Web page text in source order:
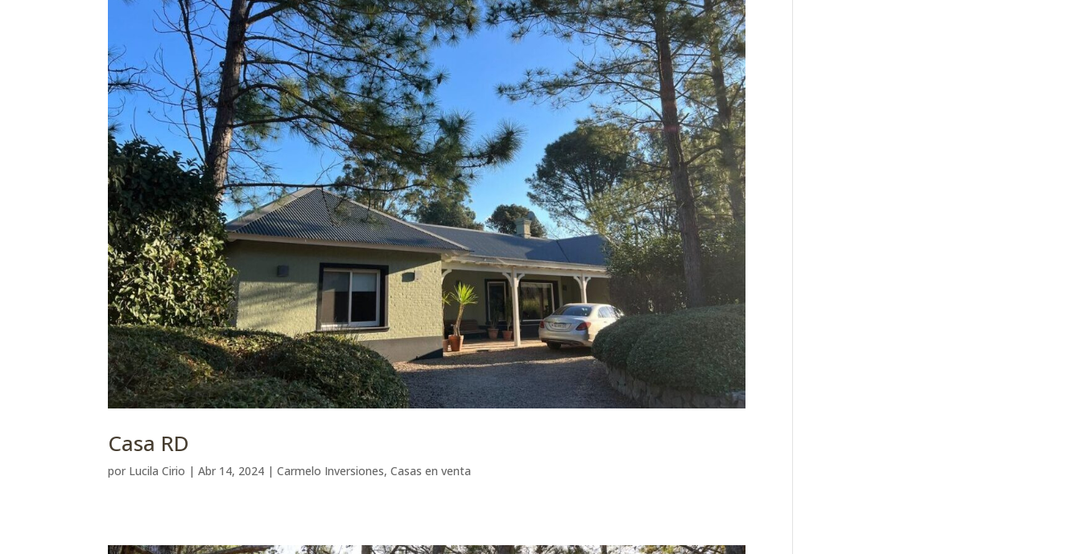
Casa RD
por Lucila Cirio |Abr 14, 2024 |Carmelo Inversiones,Casas en venta